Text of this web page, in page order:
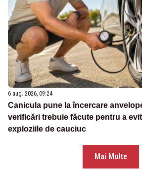
6 aug. 2026, 09:24
Canicula pune la încercare
verificări trebuie făcute pentru a
exploziile de cauciuc
Mai Multe